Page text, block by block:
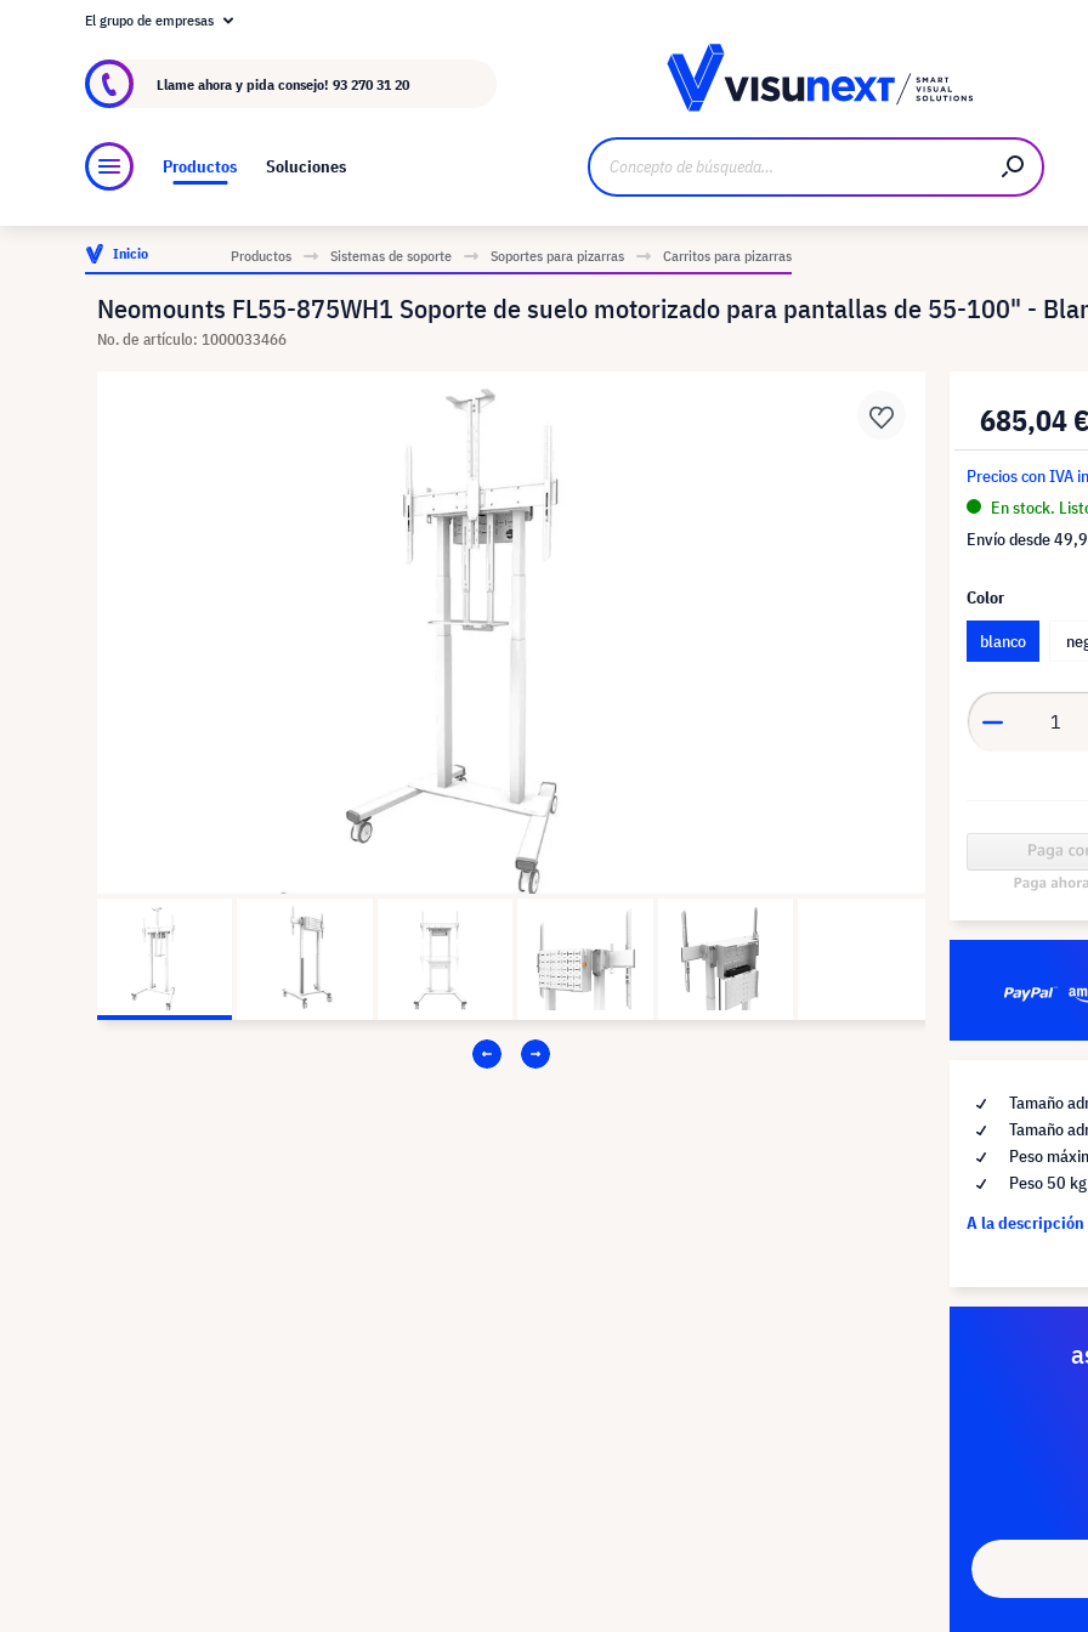
Acerca de visunext.es
El grupo de empresas
Llame ahora y pida consejo! 93 270 31 20
Productos Soluciones
Inicio Productos Sistemas de soporte Soportes para pizarras Carritos para pizarras
Neomounts FL55-875WH1 Soporte de suelo motorizado para pantallas de 55-100" -
No. de artículo: 1000033466
685,04
Precios con IVA
En stock.
Envío desde
Color
blanco
Tamaño
Tamaño
Peso
Peso 50 kg
A la